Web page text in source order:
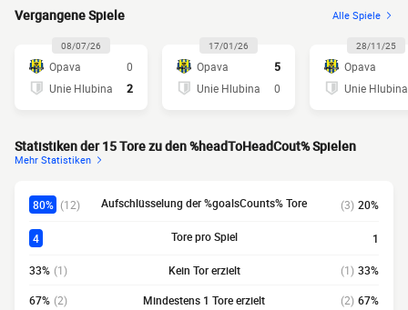
Vergangene Spiele Alle Spiele
08/07/26
Opava
0
Unie Hlubina
2
17/01/26
Opava
5
Unie Hlubina
0
28/11/25
Opava
Unie Hlubina
Statistiken der 15 Tore zu den %headToHeadCout% Spielen
Mehr Statistiken
80% (12) Aufschlüsselung der %goalsCounts% Tore (3) 20%
4 Tore pro Spiel 1
33% (1) Kein Tor erzielt (1) 33%
67% (2) Mindestens 1 Tore erzielt (2) 67%